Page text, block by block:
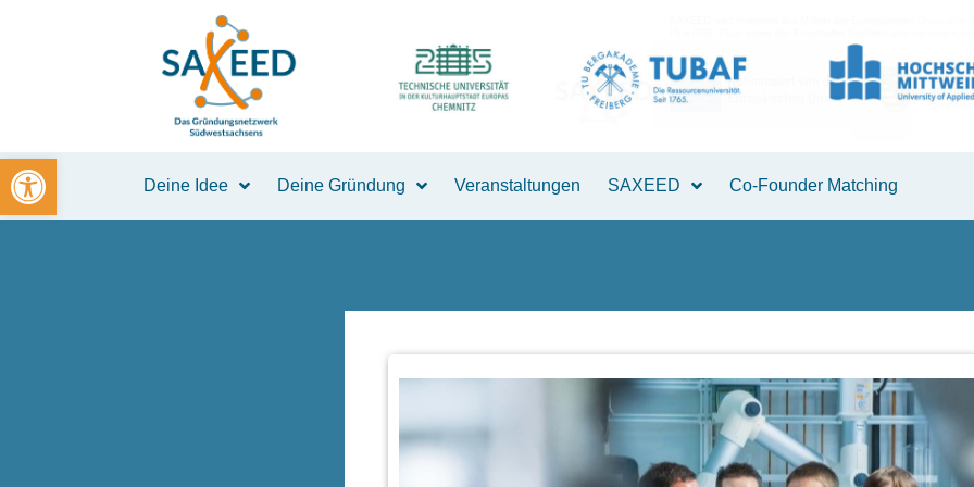
Open toolbar
Deine Idee Deine Gründung Veranstaltungen SAXEED Co-Founder Matching